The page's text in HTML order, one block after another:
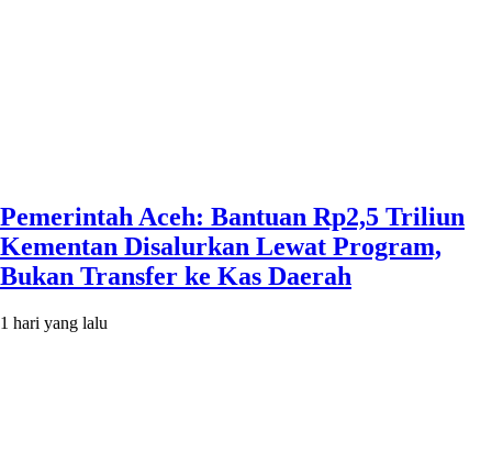
Pemerintah Aceh: Bantuan Rp2,5 Triliun
Kementan Disalurkan Lewat Program,
Bukan Transfer ke Kas Daerah
1 hari yang lalu